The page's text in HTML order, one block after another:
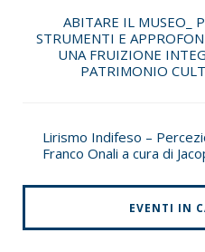
ABITARE IL MUSEO_
STRUMENTI E
UNA FRUIZIONE
PATRIMONIO
Lirismo Indifeso –
Franco Onali a cura di
EVENTI IN